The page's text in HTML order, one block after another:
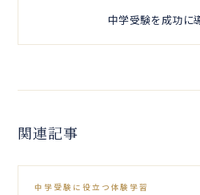
中学受験を成功に
関連記事
中学受験に役立つ体験学習